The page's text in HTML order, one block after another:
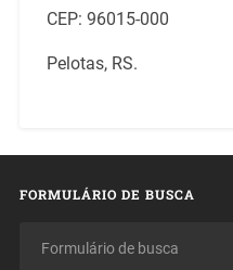
CEP: 96015-000
Pelotas, RS.
FORMULÁRIO DE BUSCA